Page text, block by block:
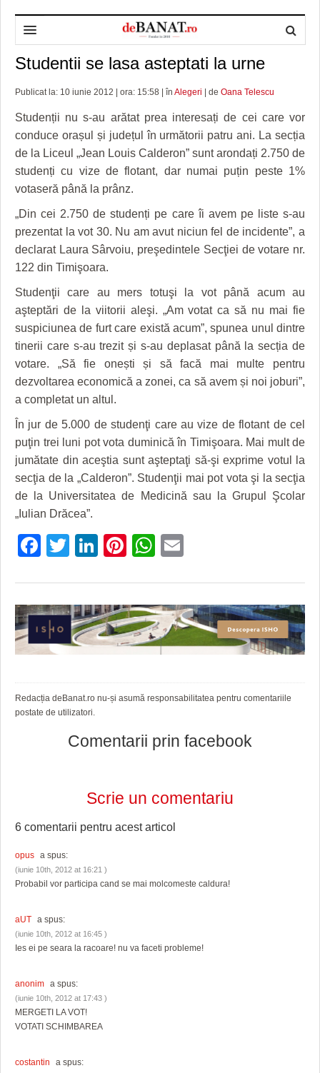
HOME
DESPRE NOI
REDACȚIA DEBANAT
POLITICA DE COOKIES
POLITICA DE CONFIDENȚIALITATE
ADMINISTRAȚIE
PRIMĂRIA TIMIŞOARA
CONSILIUL JUDEŢEAN TIMIŞ
PREFECTURA TIMIŞ
POLITICĂ
POLITICA
SPORT
POLI TIMISOARA
ALTE SPORTURI
OPINII
ETICA LUCIDITĂȚII ASISTATE
JURNAL DE CAMPANIE
ZÂMBETE AMARE
GRĂDINA TAICII DOMNULUI
ZIARISTU’ DE TERASĂ
CU OIŞTEA-N KIERKEGAARD
PE SURSE
TIMP LIBER
ULTRAMARIN VA RECOMANDA
CULTURA
CRONICĂ DE FILM
UNDE MERGEM
FILME DOCUMENTARE
JOCURI ONLINE
ECONOMIC
AFACERI
SĂNĂTATE
MAI MULTE
ACCIDENTE
ANUNŢURI
INFO SI UTILE
INVATAMANT
FILME DOCUMENTARE
JOCURI ONLINE
DIVERSE
FARMACII DIN TIMIŞOARA
HARTA TIMIŞOAREI
PRIMĂRIILE DIN TIMIŞ
Studentii se lasa asteptati la urne
Publicat la: 10 iunie 2012 | ora: 15:58 | în Alegeri | de Oana Telescu
Studenții nu s-au arătat prea interesați de cei care vor
conduce orașul și județul în următorii patru ani. La secția
de la Liceul „Jean Louis Calderon” sunt arondați 2.750 de
studenți cu vize de flotant, dar numai puțin peste 1%
votaseră până la prânz.
„Din cei 2.750 de studenți pe care îi avem pe liste s-au
prezentat la vot 30. Nu am avut niciun fel de incidente”, a
declarat Laura Sârvoiu, preşedintele Secţiei de votare nr.
122 din Timişoara.
Studenţii care au mers totuşi la vot până acum au
aşteptări de la viitorii aleşi. „Am votat ca să nu mai fie
suspiciunea de furt care există acum”, spunea unul dintre
tinerii care s-au trezit și s-au deplasat până la secția de
votare. „Să fie onești și să facă mai multe pentru
dezvoltarea economică a zonei, ca să avem și noi joburi”,
a completat un altul.
În jur de 5.000 de studenţi care au vize de flotant de cel
puţin trei luni pot vota duminică în Timişoara. Mai mult de
jumătate din aceştia sunt aşteptaţi să-şi exprime votul la
secţia de la „Calderon”. Studenţii mai pot vota şi la secţia
de la Universitatea de Medicină sau la Grupul Şcolar
„Iulian Drăcea”.
Facebook
Twitter
LinkedIn
Pinterest
WhatsApp
Redacția deBanat.ro nu-și asumă responsabilitatea pentru comentariile
postate de utilizatori.
Comentarii prin facebook
Scrie un comentariu
6 comentarii pentru acest articol
opus a spus:
(iunie 10th, 2012 at 16:21 )
Probabil vor participa cand se mai molcomeste caldura!
aUT a spus:
(iunie 10th, 2012 at 16:45 )
Ies ei pe seara la racoare! nu va faceti probleme!
anonim a spus:
(iunie 10th, 2012 at 17:43 )
MERGETI LA VOT!
VOTATI SCHIMBAREA
costantin a spus: